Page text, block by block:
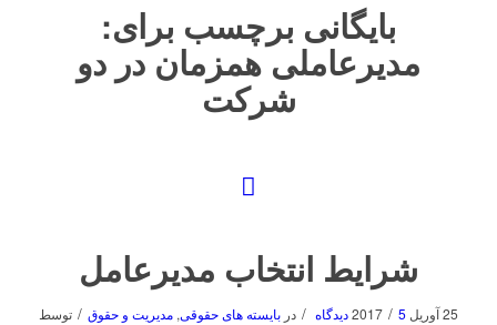
بایگانی برچسب برای:
مدیرعاملی همزمان در دو
شرکت
شرایط انتخاب مدیرعامل
25 آوریل 2017 / 5 دیدگاه / در بایسته های حقوقی, مدیریت و حقوق / توسط